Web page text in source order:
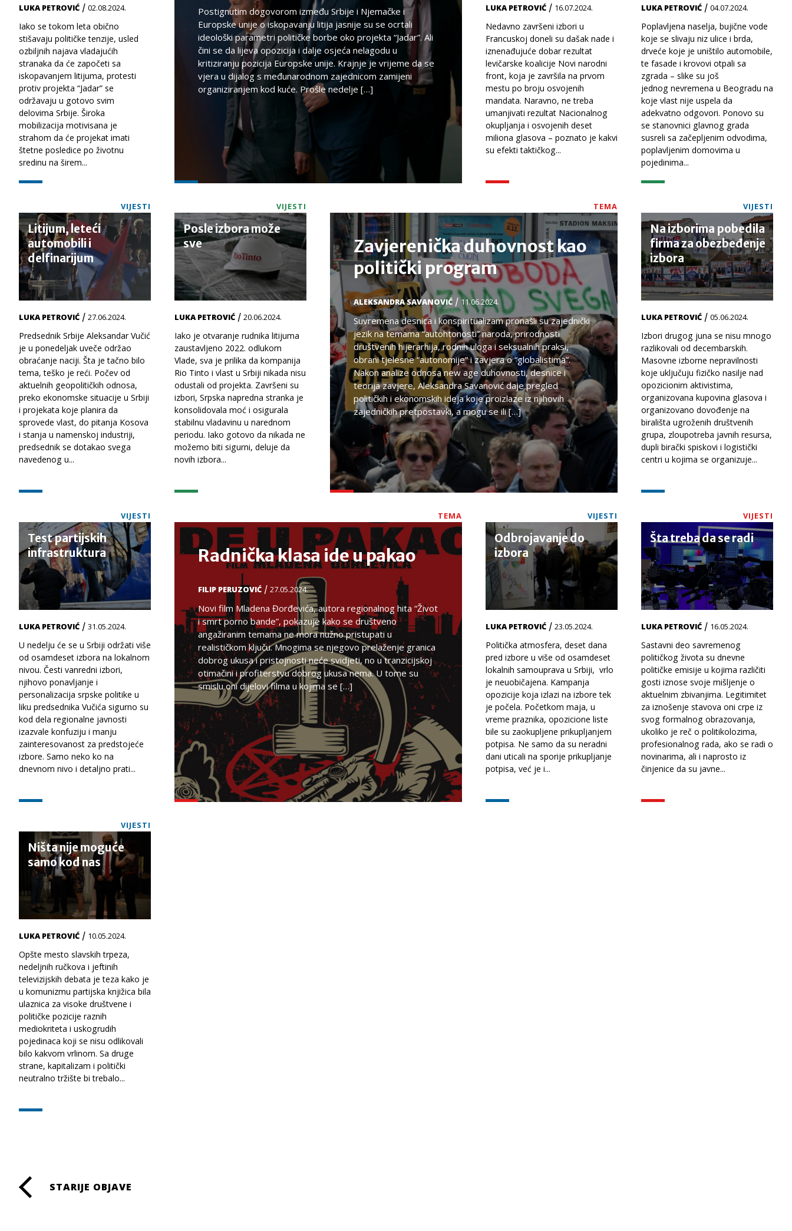
LUKA PETROVIĆ / 02.08.2024.
Iako se tokom leta obično
stišavaju političke tenzije, usled
ozbiljnih najava vladajućih
stranaka da će započeti sa
iskopavanjem litijuma, protesti
protiv projekta “Jadar” se
održavaju u gotovo svim
delovima Srbije. Široka
mobilizacija motivisana je
strahom da će projekat imati
štetne posledice po životnu
sredinu na širem...
Postignutim dogovorom između Srbije i Njemačke i
Europske unije o iskopavanju litija jasnije su se ocrtali
ideološki parametri političke borbe oko projekta “Jadar”. Ali
čini se da lijeva opozicija i dalje osjeća nelagodu u
kritiziranju pozicija Europske unije. Krajnje je vrijeme da se
vjera u dijalog s međunarodnom zajednicom zamijeni
organiziranjem kod kuće. Prošle nedelje […]
LUKA PETROVIĆ / 16.07.2024.
Nedavno završeni izbori u
Francuskoj doneli su dašak nade i
iznenađujuće dobar rezultat
levičarske koalicije Novi narodni
front, koja je završila na prvom
mestu po broju osvojenih
mandata. Naravno, ne treba
umanjivati rezultat Nacionalnog
okupljanja i osvojenih deset
miliona glasova – poznato je kakvi
su efekti taktičkog...
LUKA PETROVIĆ / 04.07.2024.
Poplavljena naselja, bujične vode
koje se slivaju niz ulice i brda,
drveće koje je uništilo automobile,
te fasade i krovovi otpali sa
zgrada – slike su još
jednog nevremena u Beogradu na
koje vlast nije uspela da
adekvatno odgovori. Ponovo su
se stanovnici glavnog grada
susreli sa začepljenim odvodima,
poplavljenim domovima u
pojedinima...
VIJESTI
Litijum, leteći
automobili i
delfinarijum
LUKA PETROVIĆ / 27.06.2024.
Predsednik Srbije Aleksandar Vučić
je u ponedeljak uveče održao
obraćanje naciji. Šta je tačno bilo
tema, teško je reći. Počev od
aktuelnih geopolitičkih odnosa,
preko ekonomske situacije u Srbiji
i projekata koje planira da
sprovede vlast, do pitanja Kosova
i stanja u namenskoj industriji,
predsednik se dotakao svega
navedenog u...
VIJESTI
Posle izbora može
sve
LUKA PETROVIĆ / 20.06.2024.
Iako je otvaranje rudnika litijuma
zaustavljeno 2022. odlukom
Vlade, sva je prilika da kompanija
Rio Tinto i vlast u Srbiji nikada nisu
odustali od projekta. Završeni su
izbori, Srpska napredna stranka je
konsolidovala moć i osigurala
stabilnu vladavinu u narednom
periodu. Iako gotovo da nikada ne
možemo biti sigurni, deluje da
novih izbora...
TEMA
Zavjerenička duhovnost kao
politički program
ALEKSANDRA SAVANOVIĆ /11.06.2024.
Suvremena desnica i konspiritualizam pronašli su zajednički
jezik na temama “autohtonosti” naroda, prirodnosti
društvenih hijerarhija, rodnih uloga i seksualnih praksi,
obrani tjelesne “autonomije” i zavjera o “globalistima”.
Nakon analize odnosa new age duhovnosti, desnice i
teorija zavjere, Aleksandra Savanović daje pregled
političkih i ekonomskih ideja koje proizlaze iz njihovih
zajedničkih pretpostavki, a mogu se ili […]
VIJESTI
Na izborima pobedila
firma za obezbeđenje
izbora
LUKA PETROVIĆ / 05.06.2024.
Izbori drugog juna se nisu mnogo
razlikovali od decembarskih.
Masovne izborne nepravilnosti
koje uključuju fizičko nasilje nad
opozicionim aktivistima,
organizovana kupovina glasova i
organizovano dovođenje na
birališta ugroženih društvenih
grupa, zloupotreba javnih resursa,
dupli birački spiskovi i logistički
centri u kojima se organizuje...
VIJESTI
Test partijskih
infrastruktura
LUKA PETROVIĆ / 31.05.2024.
U nedelju će se u Srbiji održati više
od osamdeset izbora na lokalnom
nivou. Česti vanredni izbori,
njihovo ponavljanje i
personalizacija srpske politike u
liku predsednika Vučića sigurno su
kod dela regionalne javnosti
izazvale konfuziju i manju
zainteresovanost za predstojeće
izbore. Samo neko ko na
dnevnom nivo i detaljno prati...
TEMA
Radnička klasa ide u pakao
FILIP PERUZOVIĆ / 27.05.2024.
Novi film Mladena Đorđevića, autora regionalnog hita “Život
i smrt porno bande”, pokazuje kako se društveno
angažiranim temama ne mora nužno pristupati u
realističkom ključu. Mnogima se njegovo prelaženje granica
dobrog ukusa i pristojnosti neće svidjeti, no u tranzicijskoj
otimačini i profiterstvu dobrog ukusa nema. U tome su
smislu oni dijelovi filma u kojima se […]
VIJESTI
Odbrojavanje do
izbora
LUKA PETROVIĆ / 23.05.2024.
Politička atmosfera, deset dana
pred izbore u više od osamdeset
lokalnih samouprava u Srbiji, vrlo
je neuobičajena. Kampanja
opozicije koja izlazi na izbore tek
je počela. Početkom maja, u
vreme praznika, opozicione liste
bile su zaokupljene prikupljanjem
potpisa. Ne samo da su neradni
dani uticali na sporije prikupljanje
potpisa, već je i...
VIJESTI
Šta treba da se radi
LUKA PETROVIĆ / 16.05.2024.
Sastavni deo savremenog
političkog života su dnevne
političke emisije u kojima različiti
gosti iznose svoje mišljenje o
aktuelnim zbivanjima. Legitimitet
za iznošenje stavova oni crpe iz
svog formalnog obrazovanja,
ukoliko je reč o politikolozima,
profesionalnog rada, ako se radi o
novinarima, ali i naprosto iz
činjenice da su javne...
VIJESTI
Ništa nije moguće
samo kod nas
LUKA PETROVIĆ / 10.05.2024.
Opšte mesto slavskih trpeza,
nedeljnih ručkova i jeftinih
televizijskih debata je teza kako je
u komunizmu partijska knjižica bila
ulaznica za visoke društvene i
političke pozicije raznih
mediokriteta i uskogrudih
pojedinaca koji se nisu odlikovali
bilo kakvom vrlinom. Sa druge
strane, kapitalizam i politički
neutralno tržište bi trebalo...
PostsSTARIJE OBJAVE